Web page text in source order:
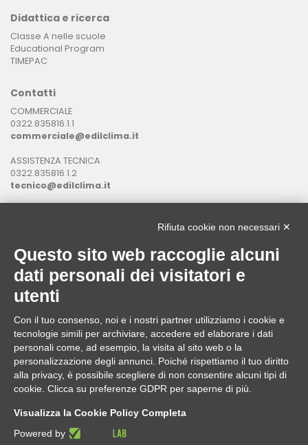
Didattica e ricerca
Classe A nelle scuole
Educational Program
TIMEPAC
Contatti
COMMERCIALE
0322.835816.1.1
commerciale@edilclima.it
ASSISTENZA TECNICA
0322.835816.1.2
tecnico@edilclima.it
Download
Application Manager
Brochure
ASSISTENZA REMOTA
da utilizzare solo su richiesta di un operatore Edilclima
Rifiuta cookie non necessari ✕
Questo sito web raccoglie alcuni
dati personali dei visitatori e
utenti
Con il tuo consenso, noi e i nostri partner utilizziamo i cookie e
tecnologie simili per archiviare, accedere ed elaborare i dati
personali come, ad esempio, la visita al sito web o la
personalizzazione degli annunci. Poiché rispettiamo il tuo diritto
alla privacy, è possibile scegliere di non consentire alcuni tipi di
cookie. Clicca su preferenze GDPR per saperne di più.
Visualizza la Cookie Policy Completa
Powered by